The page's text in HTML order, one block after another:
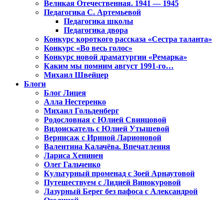
Великая Отечественная. 1941 — 1945
Педагогика С. Артемьевой
Педагогика школы
Педагогика двора
Конкурс короткого рассказа «Сестра таланта»
Конкурс «Во весь голос»
Конкурс новой драматургии «Ремарка»
Каким мы помним август 1991-го…
Михаил Швейцер
Блоги
Блог Лицея
Алла Нестеренко
Михаил Гольденберг
Родословная с Юлией Свинцовой
Видоискатель с Юлией Утышевой
Вернисаж с Ириной Ларионовой
Валентина Калачёва. Впечатления
Лариса Хенинен
Олег Гальченко
Культурный променад с Зоей Арнаутовой
Путешествуем с Лидией Винокуровой
Лазурный Берег без пафоса с Александрой